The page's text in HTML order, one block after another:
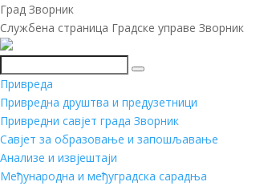
Град Зворник
Службена страница Градске управе Зворник
Претражи
Привреда
Привредна друштва и предузетници
Привредни савјет града Зворник
Савјет за образовање и запошљавање
Анализе и извјештаји
Међународна и међуградска сарадња